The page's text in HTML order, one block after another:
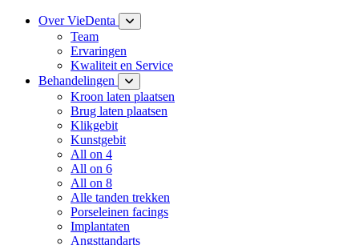
Over VieDenta
Team
Ervaringen
Kwaliteit en Service
Behandelingen
Kroon laten plaatsen
Brug laten plaatsen
Klikgebit
Kunstgebit
All on 4
All on 6
All on 8
Alle tanden trekken
Porseleinen facings
Implantaten
Angsttandarts